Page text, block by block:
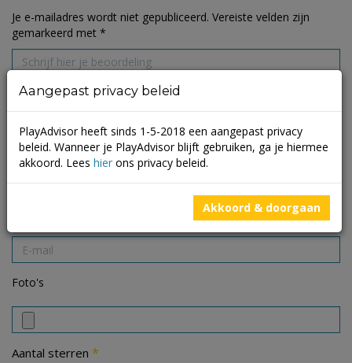
Je e-mailadres wordt niet gepubliceerd. Vereiste velden zijn
gemarkeerd met *
Foto's
Aantal sterren *
Aangepast privacy beleid
PlayAdvisor heeft sinds 1-5-2018 een aangepast privacy
beleid. Wanneer je PlayAdvisor blijft gebruiken, ga je hiermee
akkoord. Lees hier ons privacy beleid.
Akkoord & doorgaan